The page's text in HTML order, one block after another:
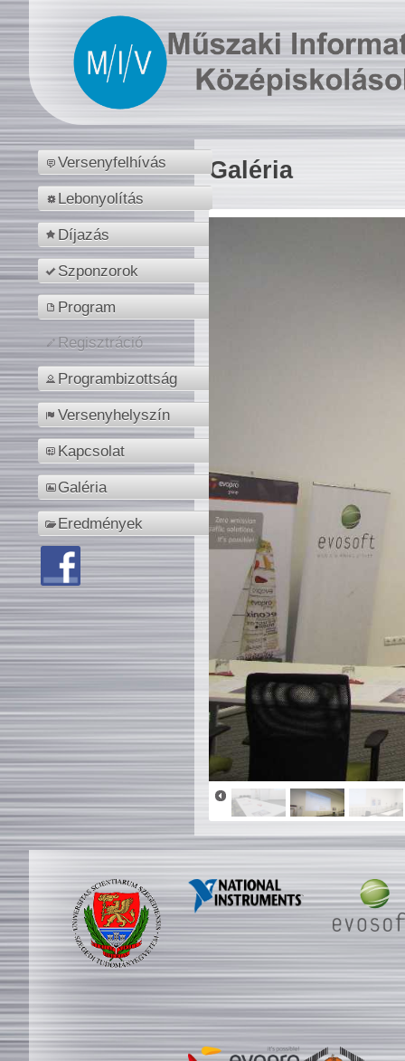
Versenyfelhívás
Lebonyolítás
Díjazás
Szponzorok
Program
Regisztráció
Programbizottság
Versenyhelyszín
Kapcsolat
Galéria
Eredmények
Galéria